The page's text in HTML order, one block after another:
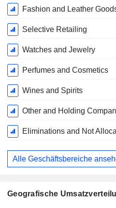
Ende d.
Geschäftsjahres:
Dezember
Fashion and Leather
Selective Retailing
Watches and Jewelry
Perfumes and Cosmetics
Wines and Spirits
Other and Holding
Eliminations and Not
Alle Geschäftsbereiche
Geografische